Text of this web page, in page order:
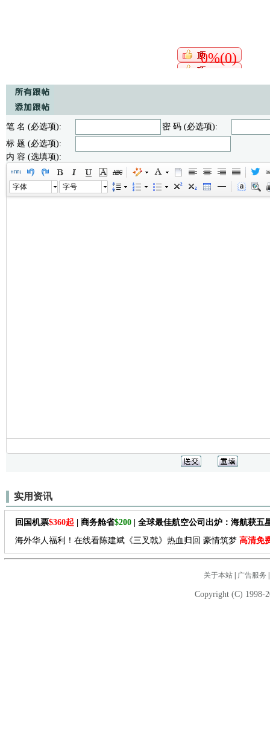
0%(0)
笔 名 (必选项):
密 码 (必选项):
标 题 (必选项):
内 容 (选填项):
字体 字号
实用资讯
回国机票$360起 | 商务舱省$200 | 全球最佳航空公司出炉：海航获五
海外华人福利！在线看陈建斌《三叉戟》热血归回 豪情筑梦 高清免
关于本站| 广告服务
Copyright (C) 1998-